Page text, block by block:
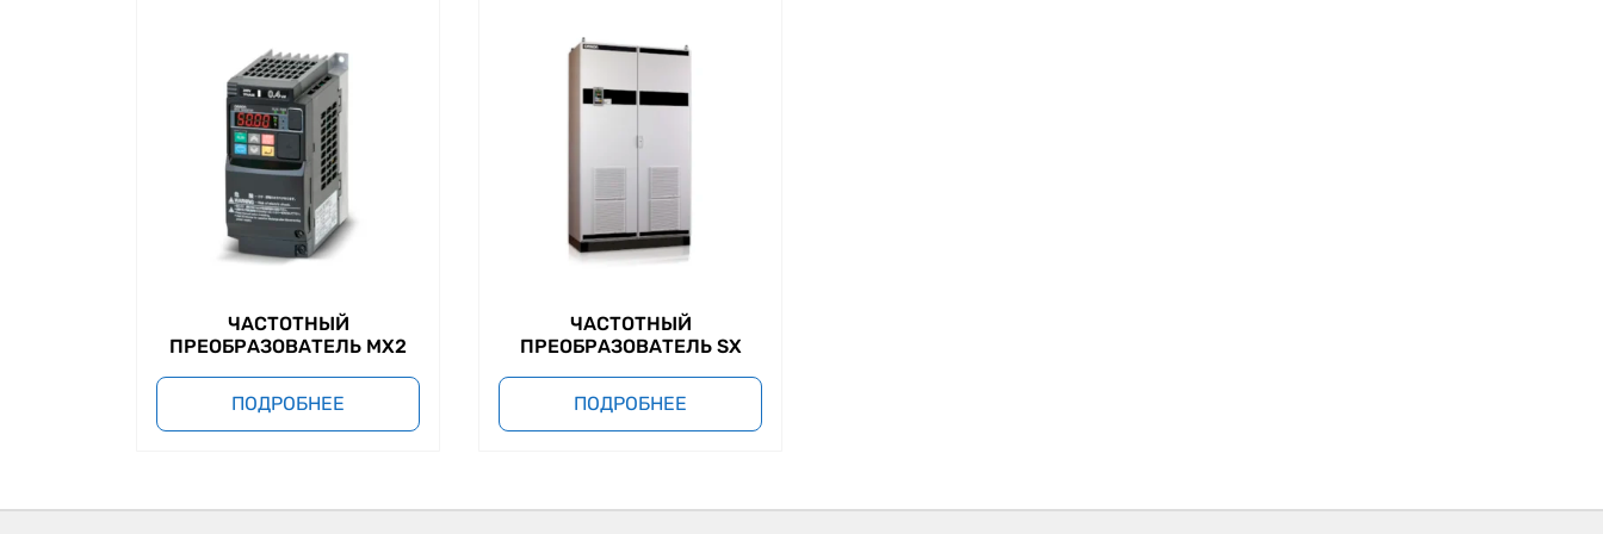
ЧАСТОТНЫЙ
ПРЕОБРАЗОВАТЕЛЬ MX2
ПОДРОБНЕЕ
ЧАСТОТНЫЙ
ПРЕОБРАЗОВАТЕЛЬ SX
ПОДРОБНЕЕ